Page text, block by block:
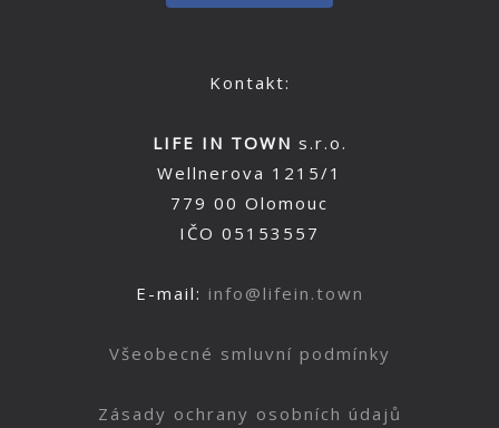
Kontakt:
LIFE IN TOWN s.r.o.
Wellnerova 1215/1
779 00 Olomouc
IČO 05153557
E-mail: info@lifein.town
Všeobecné smluvní podmínky
Zásady ochrany osobních údajů